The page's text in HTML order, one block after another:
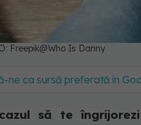
Freepik@Who Is Danny
ne ca sursă preferată în
să te